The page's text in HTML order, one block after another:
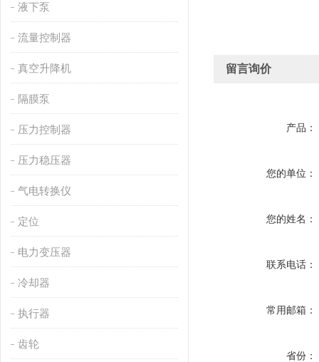
液下泵
流量控制器
真空升降机
隔膜泵
压力控制器
压力稳压器
气电转换仪
定位
电力变压器
冷却器
执行器
齿轮
留言询价
产品：
您的单位：
您的姓名：
联系电话：
常用邮箱：
省份：